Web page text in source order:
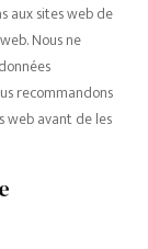
aux sites web de
Nous ne
recommandons
web avant de les